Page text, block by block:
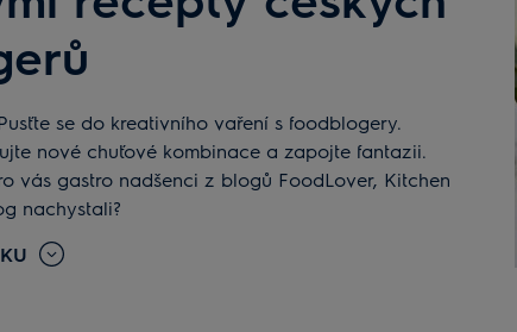
se do kreativního vaření s foodblogery.
nové chuťové kombinace a zapojte fantazii.
vás gastro nadšenci z blogů FoodLover, Kitchen
nachystali?